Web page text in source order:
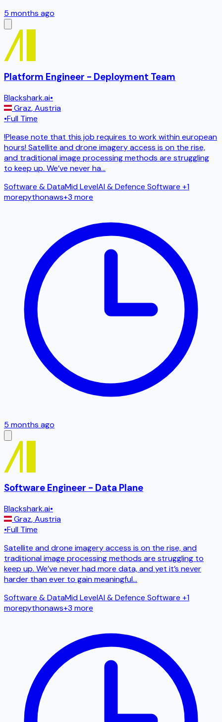
5 months ago
Platform Engineer - Deployment Team
Blackshark.ai•
Graz,Austria
•Full Time
!Please note that this job requires to work within european
hours! Satellite and drone imagery access is on the rise,
and traditional image processing methods are struggling
to keep up. We’ve never ha...
Software & DataMid LevelAI & Defence Software +1
morepythonaws+3 more
5 months ago
Software Engineer - Data Plane
Blackshark.ai•
Graz,Austria
•Full Time
Satellite and drone imagery access is on the rise, and
traditional image processing methods are struggling to
keep up. We’ve never had more data, and yet it’s never
harder than ever to gain meaningful...
Software & DataMid LevelAI & Defence Software +1
morepythonaws+3 more